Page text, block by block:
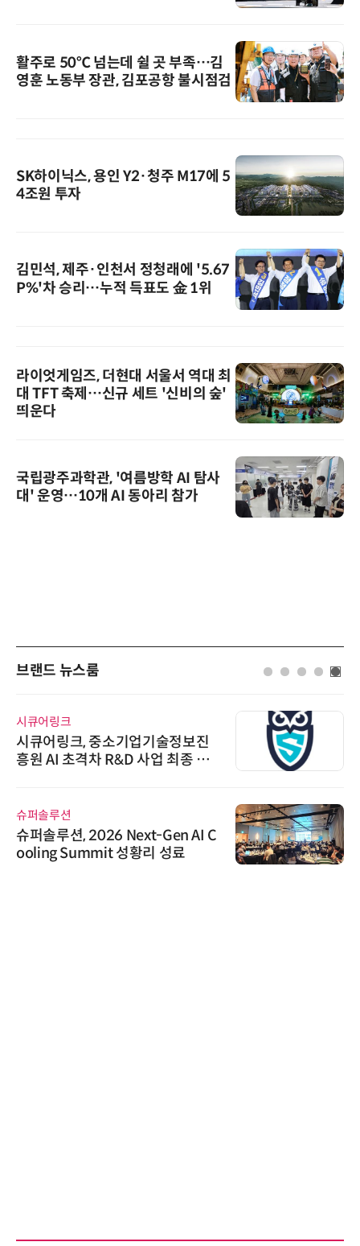
활주로 50℃ 넘는데 쉴 곳 부족…김
영훈 노동부 장관, 김포공항 불시점검
SK하이닉스, 용인 Y2·청주 M17에 5
4조원 투자
김민석, 제주·인천서 정청래에 '5.67
P%'차 승리…누적 득표도 金 1위
라이엇게임즈, 더현대 서울서 역대 최
대 TFT 축제…신규 세트 '신비의 숲'
띄운다
국립광주과학관, '여름방학 AI 탐사
대' 운영…10개 AI 동아리 참가
브랜드 뉴스룸
시큐어링크
시큐어링크, 중소기업기술정보진
흥원 AI 초격차 R&D 사업 최종 선
슈퍼솔루션
슈퍼솔루션, 2026 Next-Gen AI C
ooling Summit 성황리 성료